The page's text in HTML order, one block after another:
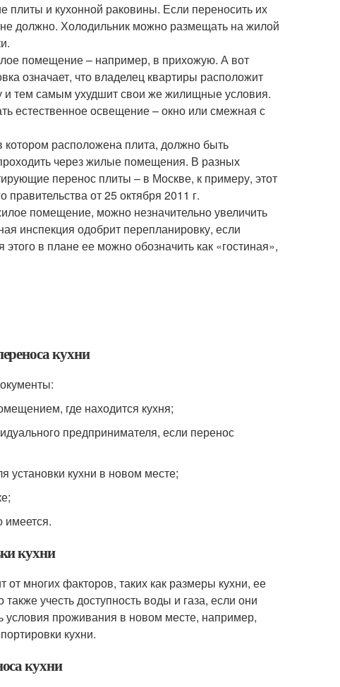
и кухонной раковины. Если переносить их
должно. Холодильник можно размещать на жилой
помещение – например, в прихожую. А вот
означает, что владелец квартиры расположит
и тем самым ухудшит свои же жилищные условия.
естественное освещение – окно или смежная с
расположена плита, должно быть
через жилые помещения. В разных
перенос плиты – в Москве, к примеру, этот
от 25 октября 2011 г.
помещение, можно незначительно увеличить
инспекция одобрит перепланировку, если
в плане ее можно обозначить как «гостиная»,
кухни
где находится кухня;
предпринимателя, если перенос
установки кухни в новом месте;
имеется.
кухни
многих факторов, таких как размеры кухни, ее
учесть доступность воды и газа, если они
условия проживания в новом месте, например,
кухни.
кухни